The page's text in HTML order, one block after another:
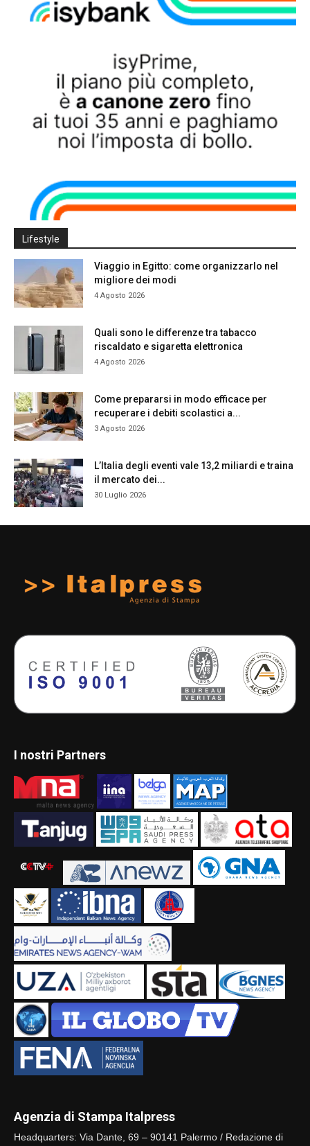
Lifestyle
Viaggio in Egitto: come organizzarlo nel
migliore dei modi
4 Agosto 2026
Quali sono le differenze tra tabacco
riscaldato e sigaretta elettronica
4 Agosto 2026
Come prepararsi in modo efficace per
recuperare i debiti scolastici a...
3 Agosto 2026
L’Italia degli eventi vale 13,2 miliardi e traina
il mercato dei...
30 Luglio 2026
I nostri Partners
Agenzia di Stampa Italpress
Headquarters: Via Dante, 69 – 90141 Palermo / Redazione di